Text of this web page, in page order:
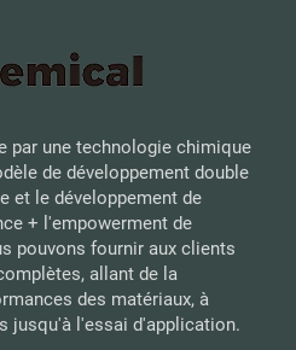
par une technologie chimique
de développement double
et le développement de
+ l'empowerment de
pouvons fournir aux clients
allant de la
des matériaux, à
jusqu'à l'essai d'application.